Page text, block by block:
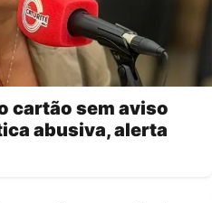
cartão sem aviso
abusiva, alerta